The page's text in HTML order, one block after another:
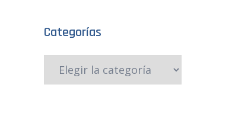
Categorías